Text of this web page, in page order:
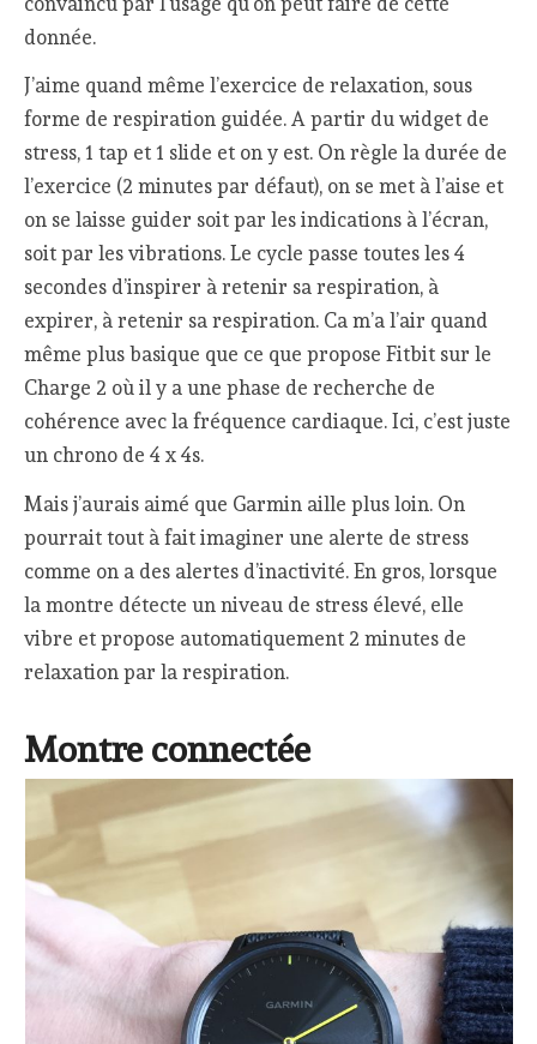
donnée.
J’aime quand même l’exercice de relaxation, sous
forme de respiration guidée. A partir du widget de
stress, 1 tap et 1 slide et on y est. On règle la durée de
l’exercice (2 minutes par défaut), on se met à l’aise et
on se laisse guider soit par les indications à l’écran,
soit par les vibrations. Le cycle passe toutes les 4
secondes d’inspirer à retenir sa respiration, à
expirer, à retenir sa respiration. Ca m’a l’air quand
même plus basique que ce que propose Fitbit sur le
Charge 2 où il y a une phase de recherche de
cohérence avec la fréquence cardiaque. Ici, c’est juste
un chrono de 4 x 4s.
Mais j’aurais aimé que Garmin aille plus loin. On
pourrait tout à fait imaginer une alerte de stress
comme on a des alertes d’inactivité. En gros, lorsque
la montre détecte un niveau de stress élevé, elle
vibre et propose automatiquement 2 minutes de
relaxation par la respiration.
Montre connectée